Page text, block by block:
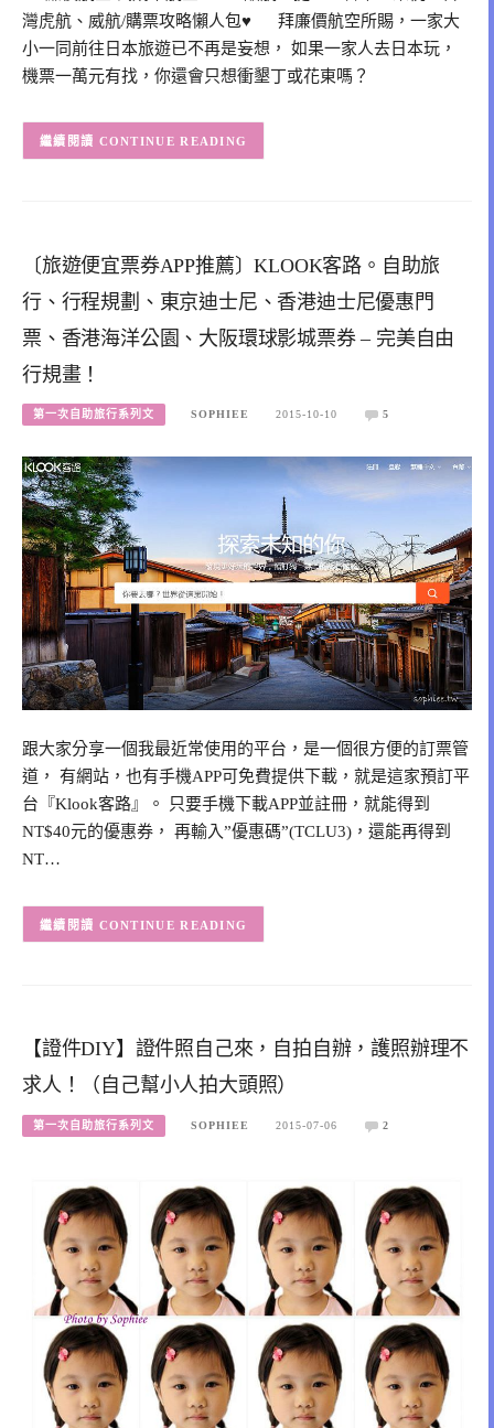
灣虎航、威航/購票攻略懶人包♥ 拜廉價航空所賜，一家大
小一同前往日本旅遊已不再是妄想， 如果一家人去日本玩，
機票一萬元有找，你還會只想衝墾丁或花東嗎？
CONTINUE READING
〔旅遊便宜票券APP推薦〕KLOOK客路。自助旅
行、行程規劃、東京迪士尼、香港迪士尼優惠門
票、香港海洋公園、大阪環球影城票券 – 完美自由
行規畫！
第一次自助旅行系列文 SOPHIEE 2015-10-10 5
跟大家分享一個我最近常使用的平台，是一個很方便的訂票管
道， 有網站，也有手機APP可免費提供下載，就是這家預訂平
台『Klook客路』。 只要手機下載APP並註冊，就能得到
NT$40元的優惠券， 再輸入”優惠碼”(TCLU3)，還能再得到
NT…
CONTINUE READING
【證件DIY】證件照自己來，自拍自辦，護照辦理不
求人！（自己幫小人拍大頭照）
第一次自助旅行系列文 SOPHIEE 2015-07-06 2